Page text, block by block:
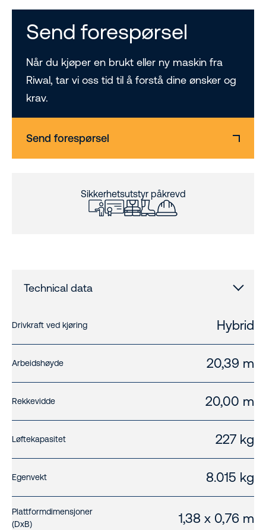
Send forespørsel
Når du kjøper en brukt eller ny maskin fra
Riwal, tar vi oss tid til å forstå dine ønsker og
krav.
Send forespørsel
Sikkerhetsutstyr påkrevd
Technical data
Drivkraft ved kjøring Hybrid
Arbeidshøyde 20,39 m
Rekkevidde 20,00 m
Løftekapasitet 227 kg
Egenvekt 8.015 kg
Plattformdimensjoner
(DxB)
1,38 x 0,76 m